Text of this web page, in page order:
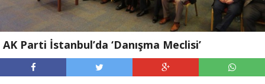
AK Parti İstanbul’da ‘Danışma Meclisi’